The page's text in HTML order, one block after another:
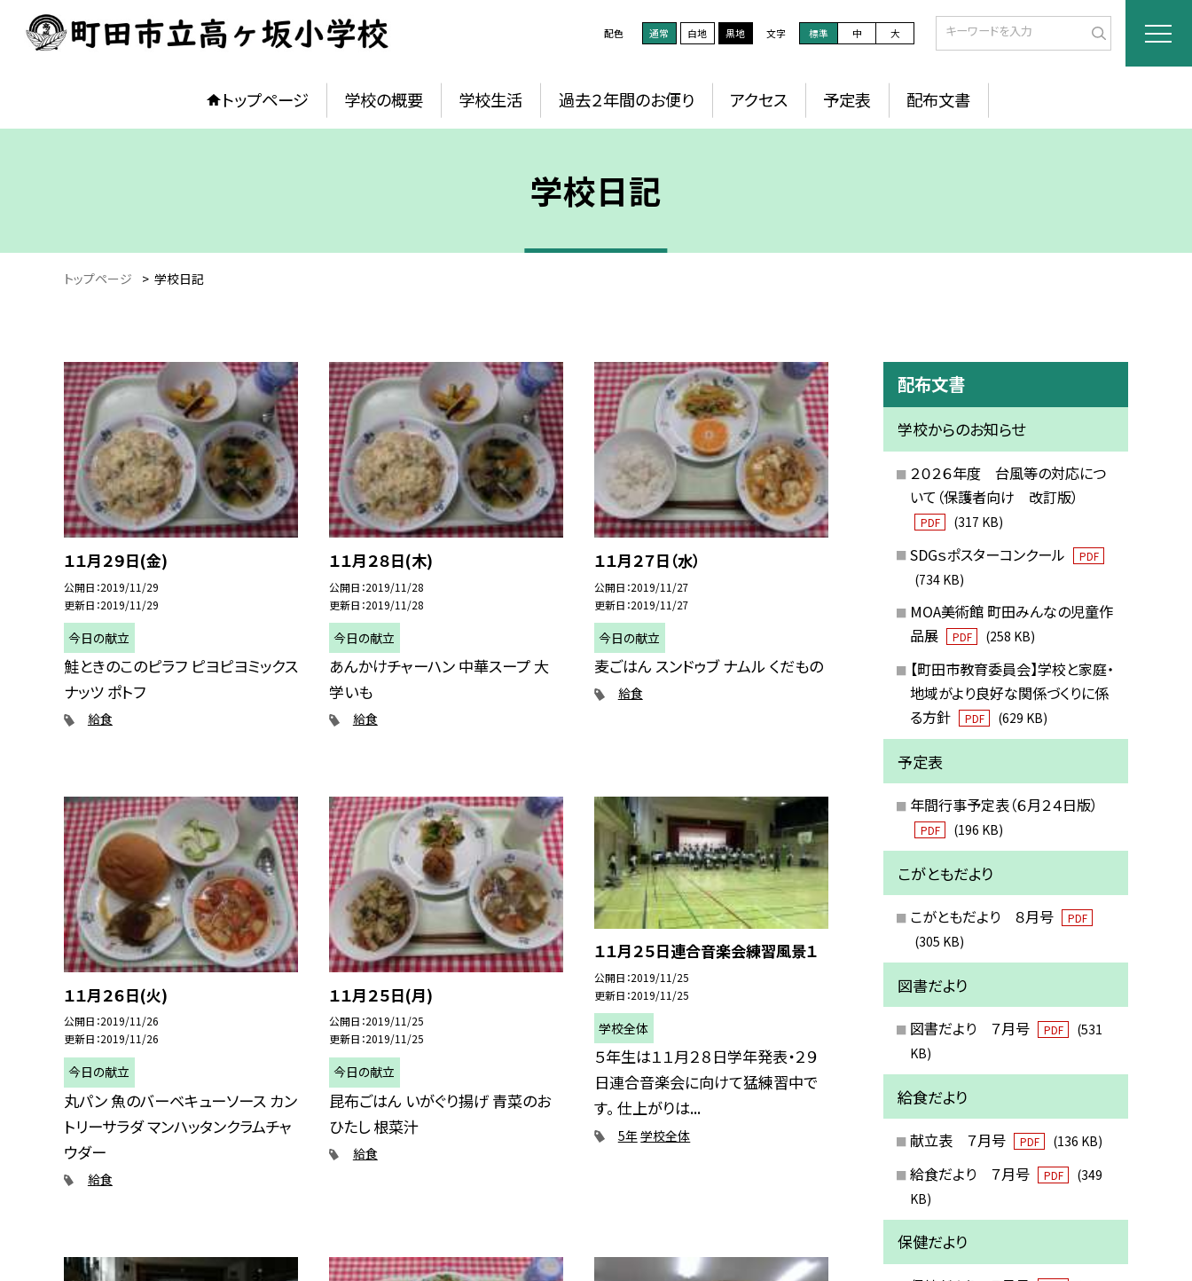
配色 通常 白地 黒地 文字 標準 中 大
トップページ 学校の概要 学校生活 過去２年間のお便り アクセス 予定表 配布文書
学校日記
トップページ > 学校日記
１１月２９日(金)
公開日 2019/11/29
更新日 2019/11/29
今日の献立
鮭ときのこのピラフ ピヨピヨミックス
ナッツ ポトフ
給食
１１月２８日(木)
公開日 2019/11/28
更新日 2019/11/28
今日の献立
あんかけチャーハン 中華スープ 大
学いも
給食
１１月２７日（水）
公開日 2019/11/27
更新日 2019/11/27
今日の献立
麦ごはん スンドゥブ ナムル くだもの
給食
１１月２６日(火)
公開日 2019/11/26
更新日 2019/11/26
今日の献立
丸パン 魚のバーベキューソース カン
トリーサラダ マンハッタンクラムチャ
ウダー
給食
１１月２５日(月)
公開日 2019/11/25
更新日 2019/11/25
今日の献立
昆布ごはん いがぐり揚げ 青菜のお
ひたし 根菜汁
給食
１１月２５日連合音楽会練習風景１
公開日 2019/11/25
更新日 2019/11/25
学校全体
５年生は１１月２８日学年発表・２９
日連合音楽会に向けて猛練習中で
す。 仕上がりは...
5年学校全体
配布文書
学校からのお知らせ
２０２６年度 台風等の対応につ
いて（保護者向け 改訂版）
PDF (317 KB)
SDGｓポスターコンクール PDF
(734 KB)
MOA美術館 町田みんなの児童作
品展
PDF (258 KB)
【町田市教育委員会】学校と家庭・
地域がより良好な関係づくりに係
る方針
PDF (629 KB)
予定表
年間行事予定表（６月２４日版）
PDF (196 KB)
こがともだより
こがともだより ８月号 PDF
(305 KB)
図書だより
図書だより ７月号 PDF
(531
KB)
給食だより
献立表 ７月号 PDF (136 KB)
給食だより ７月号 PDF
(349
KB)
保健だより